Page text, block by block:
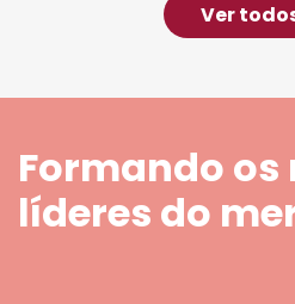
Ver
Formando os
líderes do